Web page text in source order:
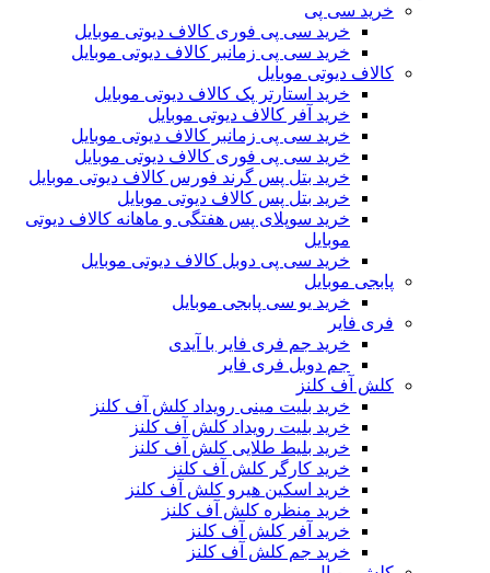
خرید سی پی
خرید سی پی فوری کالاف دیوتی موبایل
خرید سی پی زمانبر کالاف دیوتی موبایل
کالاف دیوتی موبایل
خرید استارتر پک کالاف دیوتی موبایل
خرید آفر کالاف دیوتی موبایل
خرید سی پی زمانبر کالاف دیوتی موبایل
خرید سی پی فوری کالاف دیوتی موبایل
خرید بتل پس گرند فورس کالاف دیوتی موبایل
خرید بتل پس کالاف دیوتی موبایل
خرید سوپلای پس هفتگی و ماهانه کالاف دیوتی
موبایل
خرید سی پی دوبل کالاف دیوتی موبایل
پابجی موبایل
خرید یو سی پابجی موبایل
فری فایر
خرید جم فری فایر با آیدی
جم دوبل فری فایر
کلش آف کلنز
خرید بلیت مینی رویداد کلش آف کلنز
خرید بلیت رویداد کلش آف کلنز
خرید بلیط طلایی کلش آف کلنز
خرید کارگر کلش آف کلنز
خرید اسکین هیرو کلش آف کلنز
خرید منظره کلش آف کلنز
خرید آفر کلش آف کلنز
خرید جم کلش آف کلنز